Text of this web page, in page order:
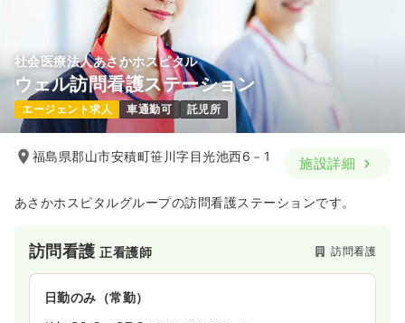
社会医療法人あさかホスピタル
ウェル訪問看護ステーション
エージェント求人 車通勤可 託児所
福島県郡山市安積町笹川字目光池西6－1 施設詳細
あさかホスピタルグループの訪問看護ステーションです。
訪問看護正看護師 訪問看護
日勤のみ（常勤）